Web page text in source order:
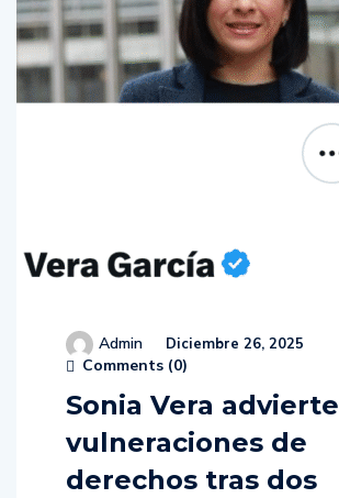
Admin Diciembre 26, 2025
Comments (0)
Sonia Vera advierte
vulneraciones de
derechos tras dos